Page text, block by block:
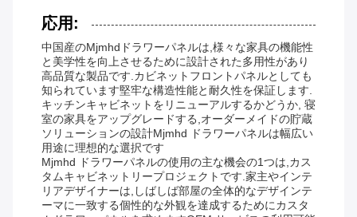
応用:
中国産のMjmhdドラワーパネルは,様々な家具の機能性
と美学性を向上させるために設計された多用性があり
高品質な製品です.カビネットフロントパネルとしても
知られています堅牢な構造性能と耐久性を保証します.
キッチンキャビネットをリニューアルするかどうか, 寝
室の家具をアップグレードする,オーダーメイドの貯蔵
ソリューションの設計Mjmhd ドラワーパネルは幅広い
用途に理想的な選択です
Mjmhd ドラワーパネルの使用の主な機会の1つは,カス
タムキャビネットリープロジェクトです.家主やインテ
リアデザイナーは,しばしば部屋の全体的なデザインテ
ーマに一致する個性的な外観を達成するためにカスタ